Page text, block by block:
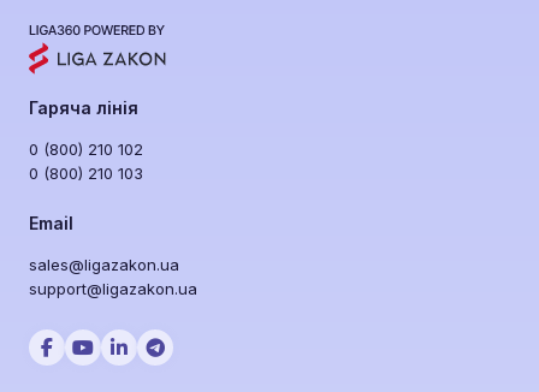
Гаряча лінія
0 (800) 210 102
0 (800) 210 103
Email
sales@ligazakon.ua
support@ligazakon.ua